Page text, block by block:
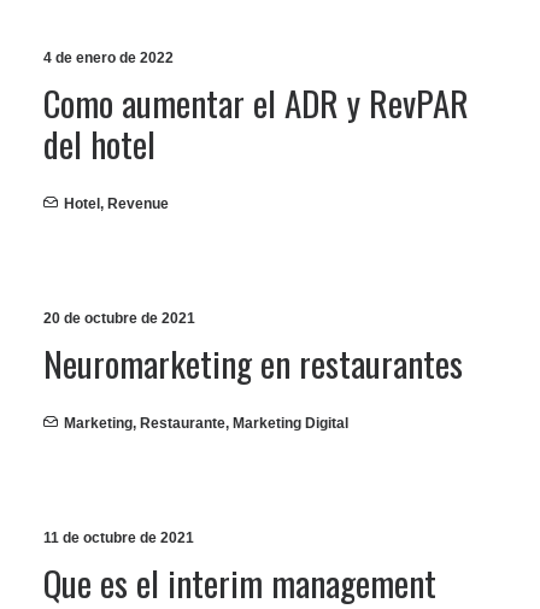
4 de enero de 2022
Como aumentar el ADR y RevPAR
del hotel
Hotel , Revenue
20 de octubre de 2021
Neuromarketing en restaurantes
Marketing, Restaurante, Marketing Digital
11 de octubre de 2021
Que es el interim management